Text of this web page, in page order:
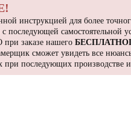
инструкцией для более
с последующей
заказе нашего
сможет увидеть все
при последующих производстве